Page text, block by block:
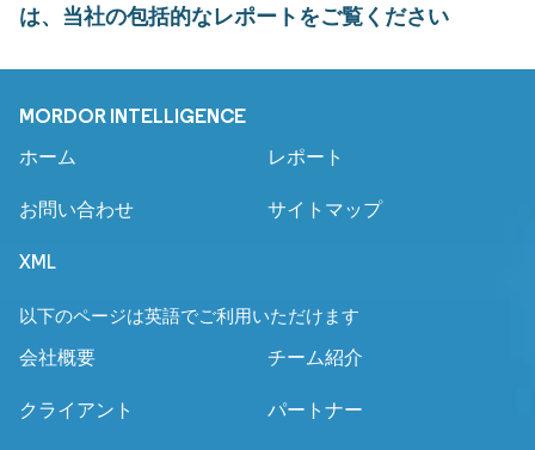
は、当社の包括的なレポートをご覧ください
MORDOR INTELLIGENCE
ホーム レポート
お問い合わせ サイトマップ
XML
以下のページは英語でご利用いただけます
会社概要 チーム紹介
クライアント パートナー